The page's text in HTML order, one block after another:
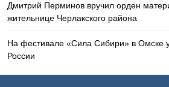
Дмитрий Перминов вручил орден
жительнице Черлакского района
На фестивале «Сила Сибири» в Омске
России